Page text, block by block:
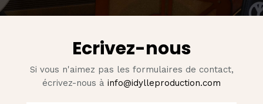
Ecrivez-nous
Si vous n'aimez pas les formulaires de contact,
écrivez-nous à info@idylleproduction.com